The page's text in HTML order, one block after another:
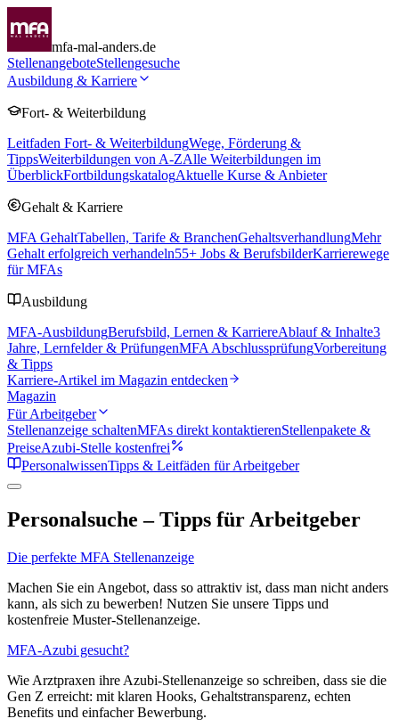
mfa-mal-anders.de
StellenangeboteStellengesuche
Ausbildung & Karriere
Fort- & Weiterbildung
Leitfaden Fort- & WeiterbildungWege, Förderung &
TippsWeiterbildungen von A-ZAlle Weiterbildungen im
ÜberblickFortbildungskatalogAktuelle Kurse & Anbieter
Gehalt & Karriere
MFA GehaltTabellen, Tarife & BranchenGehaltsverhandlungMehr
Gehalt erfolgreich verhandeln55+ Jobs & BerufsbilderKarrierewege
für MFAs
Ausbildung
MFA-AusbildungBerufsbild, Lernen & KarriereAblauf & Inhalte3
Jahre, Lernfelder & PrüfungenMFA AbschlussprüfungVorbereitung
& Tipps
Karriere-Artikel im Magazin entdecken
Magazin
Für Arbeitgeber
Stellenanzeige schaltenMFAs direkt kontaktierenStellenpakete &
PreiseAzubi-Stelle kostenfrei
PersonalwissenTipps & Leitfäden für Arbeitgeber
Personalsuche – Tipps für Arbeitgeber
Die perfekte MFA Stellenanzeige
Machen Sie ein Angebot, dass so attraktiv ist, dass man nicht anders
kann, als sich zu bewerben! Nutzen Sie unsere Tipps und
kostenfreie Muster-Stellenanzeige.
MFA-Azubi gesucht?
Wie Arztpraxen ihre Azubi-Stellenanzeige so schreiben, dass sie die
Gen Z erreicht: mit klaren Hooks, Gehaltstransparenz, echten
Benefits und einfacher Bewerbung.